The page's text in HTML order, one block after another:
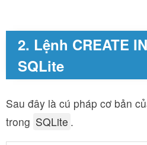
2. Lệnh CREATE
SQLite
Sau đây là cú pháp cơ bản
trong SQLite .